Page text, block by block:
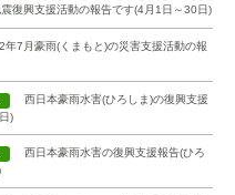
復興支援活動の報告です(4月1日～30日)
年7月豪雨(くまもと)の災害支援活動の報
西日本豪雨水害(ひろしま)の復興支援
)
西日本豪雨水害の復興支援報告(ひろ